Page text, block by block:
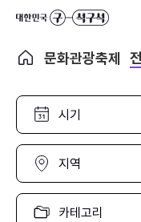
문화관광축제
시
선
택
지
선
택
카